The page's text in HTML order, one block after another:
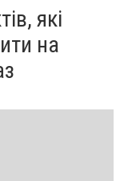
які
на